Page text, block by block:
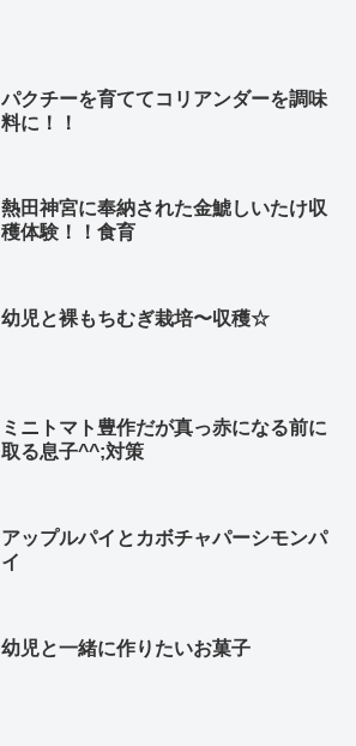
パクチーを育ててコリアンダーを調味
料に！！
熱田神宮に奉納された金鯱しいたけ収
穫体験！！食育
幼児と裸もちむぎ栽培〜収穫☆
ミニトマト豊作だが真っ赤になる前に
取る息子^^;対策
アップルパイとカボチャパーシモンパ
イ
幼児と一緒に作りたいお菓子